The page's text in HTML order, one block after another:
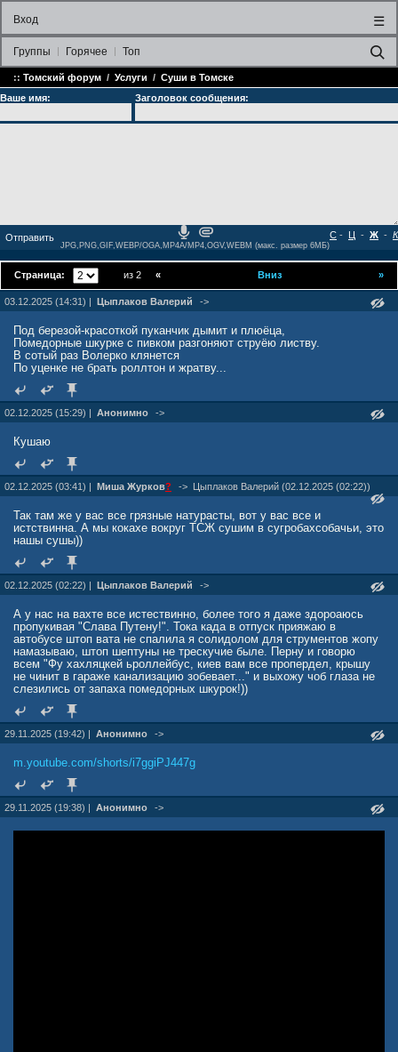
Вход ☰
Группы Горячее Топ
:: Томский форум / Услуги / Суши в Томске
Ваше имя:
Заголовок сообщения:
- Ц - Ж - К
С
JPG,PNG,GIF,WEBP/OGA,MP4A/MP4,OGV,WEBM (макс. размер 6МБ)
Страница: из 2 »
« Вниз
03.12.2025 (14:31) | Цыплаков Валерий ->
Под березой-красоткой пуканчик дымит и плюёца,
Помедорные шкурке с пивком разгоняют струёю листву.
В сотый раз Волерко клянется
По уценке не брать роллтон и жратву...
02.12.2025 (15:29) | Анонимно ->
Кушаю
02.12.2025 (03:41) | Миша Жуpков? -> Цыплаков Валерий (02.12.2025 (02:22))
Так там же у вас все грязные натурасты, вот у вас все и
истствинна. А мы кокахе вокруг ТСЖ сушим в сугробахсобачьи, это
нашы сушы))
02.12.2025 (02:22) | Цыплаков Валерий ->
А у нас на вахте все истествинно, более того я даже здороаюсь
пропукивая "Слава Путену!". Тока када в отпуск прияжаю в
автобусе штоп вата не спалила я солидолом для струментов жопу
намазываю, штоп шептуны не трескучие быле. Перну и говорю
всем "Фу хахляцкей ьроллейбус, киев вам все пропердел, крышу
не чинит в гараже канализацию зобевает..." и выхожу чоб глаза не
слезились от запаха помедорных шкурок!))
29.11.2025 (19:42) | Анонимно ->
m.youtube.com/shorts/i7ggiPJ447g
29.11.2025 (19:38) | Анонимно ->